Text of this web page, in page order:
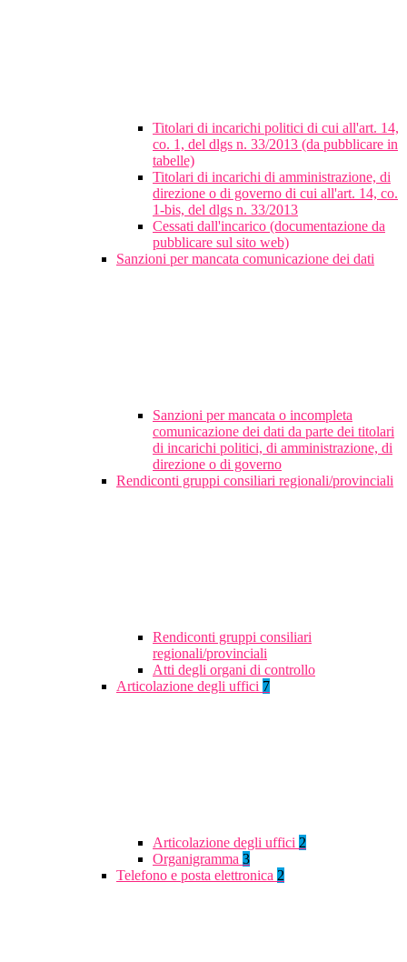
Titolari di incarichi politici di cui all'art. 14,
co. 1, del dlgs n. 33/2013 (da pubblicare in
tabelle)
Titolari di incarichi di amministrazione, di
direzione o di governo di cui all'art. 14, co.
1-bis, del dlgs n. 33/2013
Cessati dall'incarico (documentazione da
pubblicare sul sito web)
Sanzioni per mancata comunicazione dei dati
Sanzioni per mancata o incompleta
comunicazione dei dati da parte dei titolari
di incarichi politici, di amministrazione, di
direzione o di governo
Rendiconti gruppi consiliari regionali/provinciali
Rendiconti gruppi consiliari
regionali/provinciali
Atti degli organi di controllo
Articolazione degli uffici 7
Articolazione degli uffici 2
Organigramma 3
Telefono e posta elettronica 2